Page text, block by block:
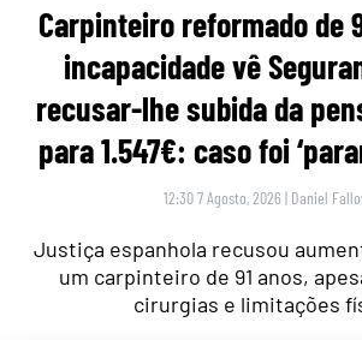
Carpinteiro reformado de
incapacidade vê
recusar-lhe subida da
para 1.547€: caso foi
12:30 7 Agosto, 2026 | Daniel
Justiça espanhola recusou
um carpinteiro de 91 anos,
cirurgias e limitações